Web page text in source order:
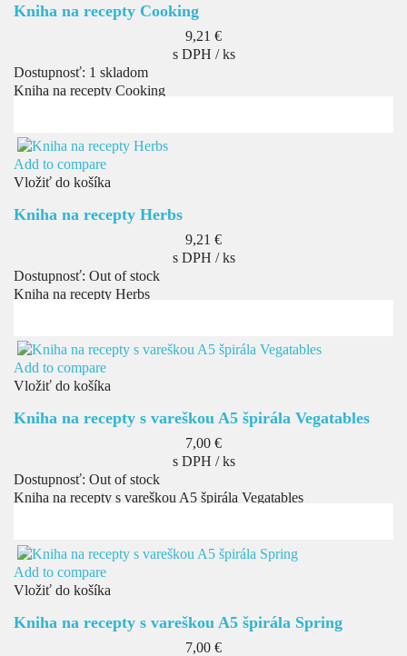
Kniha na recepty Cooking
Cena
9,21 €
s DPH / ks
Dostupnosť: 1 skladom
Kniha na recepty Cooking
Add to compare
Vložiť do košíka
Kniha na recepty Herbs
Cena
9,21 €
s DPH / ks
Dostupnosť: Out of stock
Kniha na recepty Herbs
Add to compare
Vložiť do košíka
Kniha na recepty s vareškou A5 špirála Vegatables
Cena
7,00 €
s DPH / ks
Dostupnosť: Out of stock
Kniha na recepty s vareškou A5 špirála Vegatables
Add to compare
Vložiť do košíka
Kniha na recepty s vareškou A5 špirála Spring
Cena
7,00 €